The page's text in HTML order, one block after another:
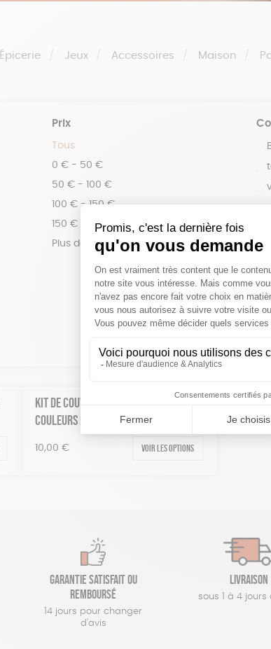
Épicerie Jeux Accessoires Maison
Prix
Tous
0 € - 50 €
50 € - 100 €
100 € - 150 €
150 € - 200 €
Plus de 200€
KIT DE COUVERTS RÉUTILISABLES AUX
COULEURS DU SECOURS CATHOLIQUE
10,00 € Voir les options
Garantie satisfait ou
remboursé
14 jours pour changer
d'avis
Livraison
sous 1 à 4 jours